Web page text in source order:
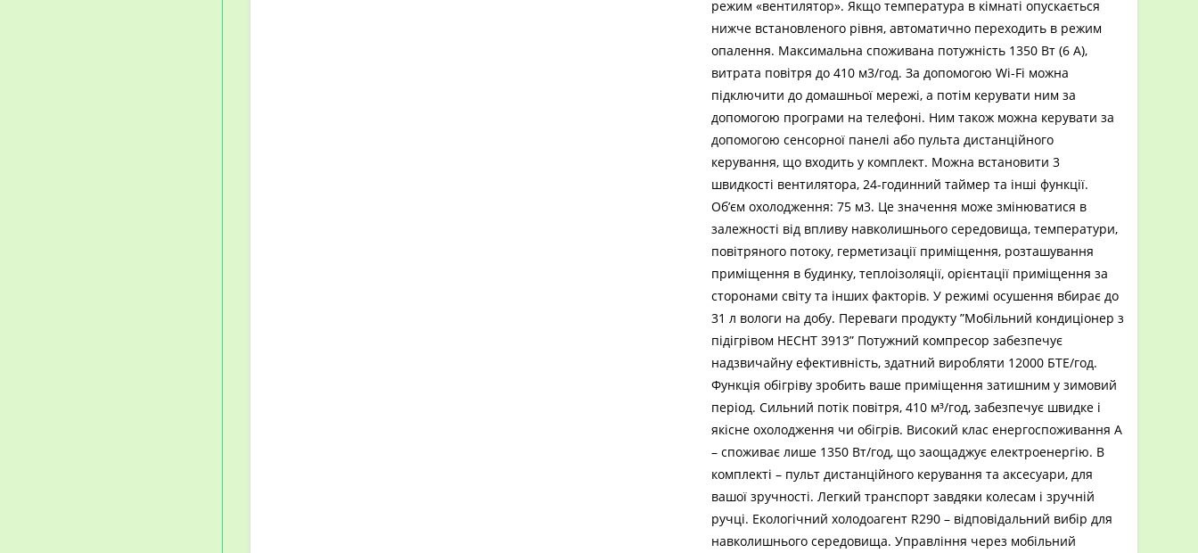
режим «вентилятор». Якщо температура в кімнаті опускається
нижче встановленого рівня, автоматично переходить в режим
опалення. Максимальна споживана потужність 1350 Вт (6 А),
витрата повітря до 410 м3/год. За допомогою Wi-Fi можна
підключити до домашньої мережі, а потім керувати ним за
допомогою програми на телефоні. Ним також можна керувати за
допомогою сенсорної панелі або пульта дистанційного
керування, що входить у комплект. Можна встановити 3
швидкості вентилятора, 24-годинний таймер та інші функції.
Об’єм охолодження: 75 м3. Це значення може змінюватися в
залежності від впливу навколишнього середовища, температури,
повітряного потоку, герметизації приміщення, розташування
приміщення в будинку, теплоізоляції, орієнтації приміщення за
сторонами світу та інших факторів. У режимі осушення вбирає до
31 л вологи на добу. Переваги продукту ”Мобільний кондиціонер з
підігрівом HECHT 3913” Потужний компресор забезпечує
надзвичайну ефективність, здатний виробляти 12000 БТЕ/год.
Функція обігріву зробить ваше приміщення затишним у зимовий
період. Сильний потік повітря, 410 м³/год, забезпечує швидке і
якісне охолодження чи обігрів. Високий клас енергоспоживання A
– споживає лише 1350 Вт/год, що заощаджує електроенергію. В
комплекті – пульт дистанційного керування та аксесуари, для
вашої зручності. Легкий транспорт завдяки колесам і зручній
ручці. Екологічний холодоагент R290 – відповідальний вибір для
навколишнього середовища. Управління через мобільний